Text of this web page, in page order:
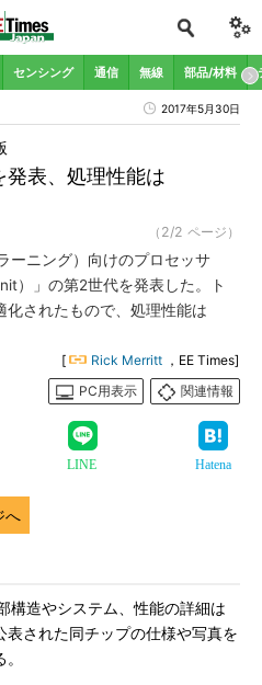
センシング 通信 無線 部品/材料
2017年5月30日
表、処理性能は
（2/2 ページ）
ーニング）向けのプロセッサ
）」の第2世代を発表した。ト
化されたもので、処理性能は
[ Rick Merritt ，EE Times]
PC用表示
関連情報
LINE Hatena
へ
造やシステム、性能の詳細は
された同チップの仕様や写真を